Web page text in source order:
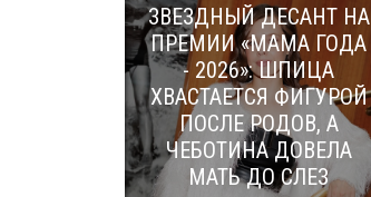
ЗВЕЗДНЫЙ ДЕСАНТ НА
ПРЕМИИ «МАМА ГОДА
- 2026»: ШПИЦА
ХВАСТАЕТСЯ ФИГУРОЙ
ПОСЛЕ РОДОВ, А
ЧЕБОТИНА ДОВЕЛА
МАТЬ ДО СЛЕЗ